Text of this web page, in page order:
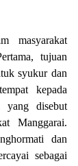
masyarakat
tujuan
syukur dan
kepada
yang disebut
Manggarai.
dan
sebagai